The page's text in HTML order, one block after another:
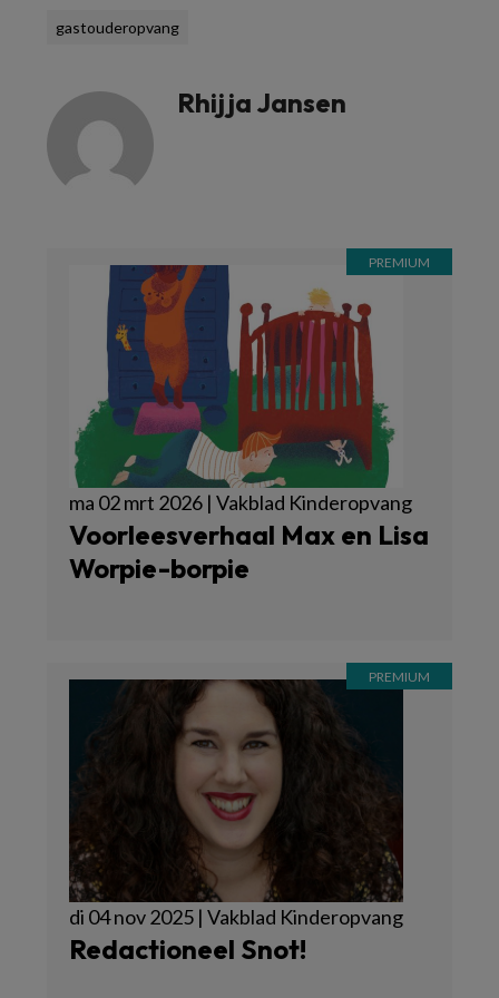
gastouderopvang
Rhijja Jansen
ma 02 mrt 2026 | Vakblad Kinderopvang
Voorleesverhaal Max en Lisa
Worpie-borpie
di 04 nov 2025 | Vakblad Kinderopvang
Redactioneel Snot!